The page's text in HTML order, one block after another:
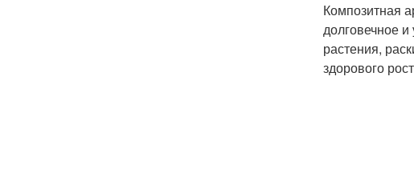
Композитная
долговечное
растения,
здорового